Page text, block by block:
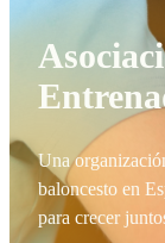
Una
baloncesto en
para crecer